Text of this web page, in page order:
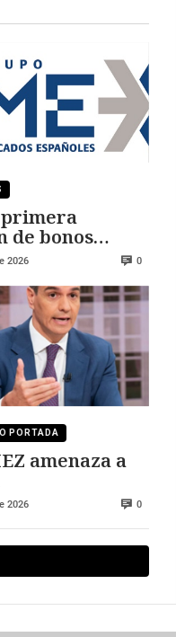
primera
de bonos
2026 0
PORTADA
a
2026 0